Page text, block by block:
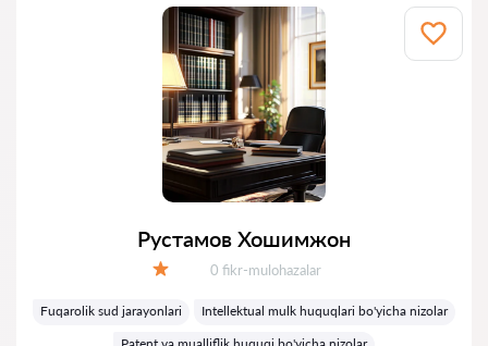
Рустамов Хошимжон
Fikrlar:
0 fikr-mulohazalar
Fuqarolik sud jarayonlari
Intellektual mulk huquqlari bo'yicha nizolar